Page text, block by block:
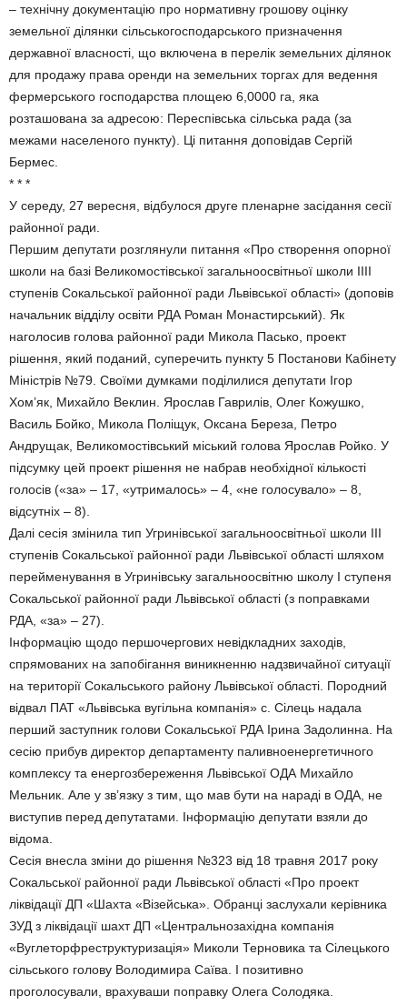
– технічну документацію про нормативну грошову оцінку
земельної ділянки сільськогосподарського призначення
державної власності, що включена в перелік земельних ділянок
для продажу права оренди на земельних торгах для ведення
фермерського господарства площею 6,0000 га, яка
розташована за адресою: Переспівська сільська рада (за
межами населеного пункту). Ці питання доповідав Сергій
Бермес.
* * *
У середу, 27 вересня, відбулося друге пленарне засідання сесії
районної ради.
Першим депутати розглянули питання «Про створення опорної
школи на базі Великомостівської загальноосвітньої школи ІІІІ
ступенів Сокальської районної ради Львівської області» (доповів
начальник відділу освіти РДА Роман Монастирський). Як
наголосив голова районної ради Микола Пасько, проект
рішення, який поданий, суперечить пункту 5 Постанови Кабінету
Міністрів №79. Своїми думками поділилися депутати Ігор
Хом’як, Михайло Веклин. Ярослав Гаврилів, Олег Кожушко,
Василь Бойко, Микола Поліщук, Оксана Береза, Петро
Андрущак, Великомостівський міський голова Ярослав Ройко. У
підсумку цей проект рішення не набрав необхідної кількості
голосів («за» – 17, «утрималось» – 4, «не голосувало» – 8,
відсутніх – 8).
Далі сесія змінила тип Угринівської загальноосвітньої школи ІІІ
ступенів Сокальської районної ради Львівської області шляхом
перейменування в Угринівську загальноосвітню школу І ступеня
Сокальської районної ради Львівської області (з поправками
РДА, «за» – 27).
Інформацію щодо першочергових невідкладних заходів,
спрямованих на запобігання виникненню надзвичайної ситуації
на території Сокальського району Львівської області. Породний
відвал ПАТ «Львівська вугільна компанія» с. Сілець надала
перший заступник голови Сокальської РДА Ірина Задолинна. На
сесію прибув директор департаменту паливноенергетичного
комплексу та енергозбереження Львівської ОДА Михайло
Мельник. Але у зв’язку з тим, що мав бути на нараді в ОДА, не
виступив перед депутатами. Інформацію депутати взяли до
відома.
Сесія внесла зміни до рішення №323 від 18 травня 2017 року
Сокальської районної ради Львівської області «Про проект
ліквідації ДП «Шахта «Візейська». Обранці заслухали керівника
ЗУД з ліквідації шахт ДП «Центральнозахідна компанія
«Вуглеторфреструктуризація» Миколи Терновика та Сілецького
сільського голову Володимира Саїва. І позитивно
проголосували, врахуваши поправку Олега Солодяка.